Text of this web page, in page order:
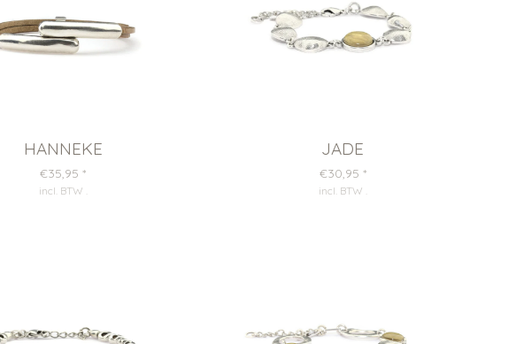
HANNEKE
€35,95 *
incl. BTW
JADE
€30,95 *
incl. BTW